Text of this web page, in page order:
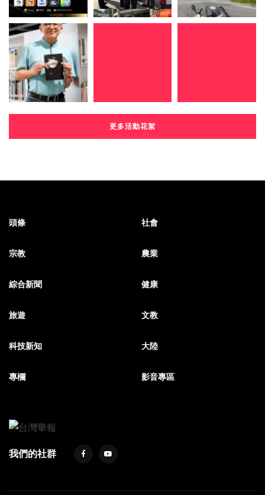
更多活動花絮
頭條 社會
宗教 農業
綜合新聞 健康
旅遊 文教
科技新知 大陸
專欄 影音專區
我們的社群